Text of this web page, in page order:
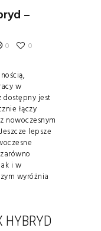
–
0 0
w
dostępny jest
łączy
nowoczesnym
lepsze
i w
wyróżnia
HYBRYD